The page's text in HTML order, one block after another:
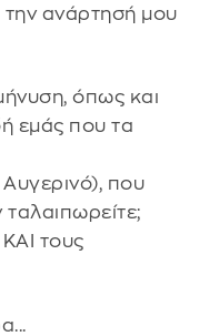
την ανάρτησή μου
όπως και
εμάς που τα
που
ταλαιπωρείτε;
τους